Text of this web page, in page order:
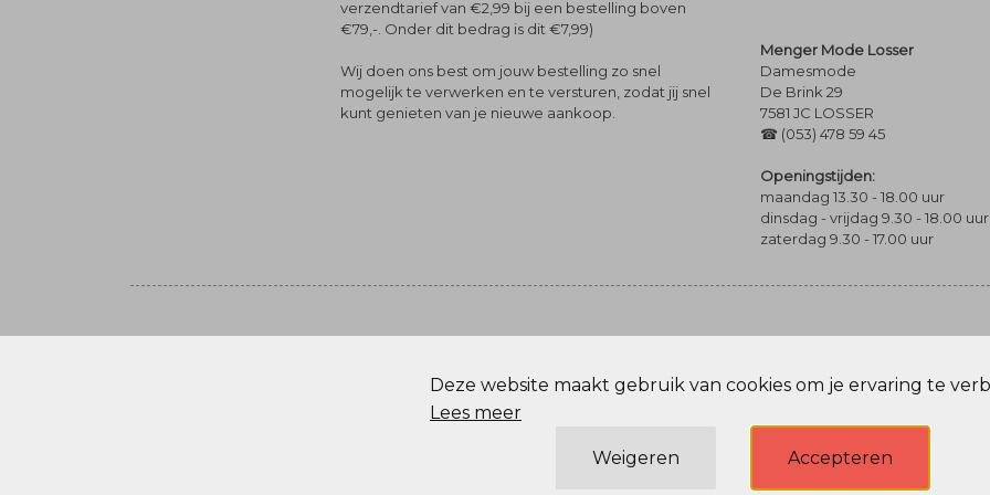
verzendtarief van €2,99 bij een bestelling boven
€79,-. Onder dit bedrag is dit €7,99)
Wij doen ons best om jouw bestelling zo snel
mogelijk te verwerken en te versturen, zodat jij snel
kunt genieten van je nieuwe aankoop.
Menger Mode Losser
Damesmode
De Brink 29
7581 JC LOSSER
☎ (053) 478 59 45
Openingstijden:
maandag 13.30 - 18.00 uur
dinsdag - vrijdag 9.30 - 18.00 uur
zaterdag 9.30 - 17.00 uur
Cookie statement Privacy Policy
Deze website maakt gebruik van cookies om je ervaring te
Lees meer
Weigeren Accepteren